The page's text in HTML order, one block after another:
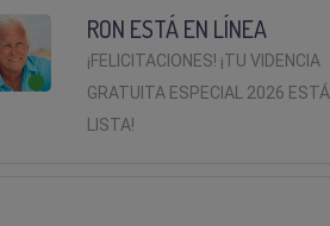
RON ESTÁ EN LÍNEA
¡FELICITACIONES! ¡TU VIDENCIA
GRATUITA ESPECIAL 2026 ESTÁ
LISTA!